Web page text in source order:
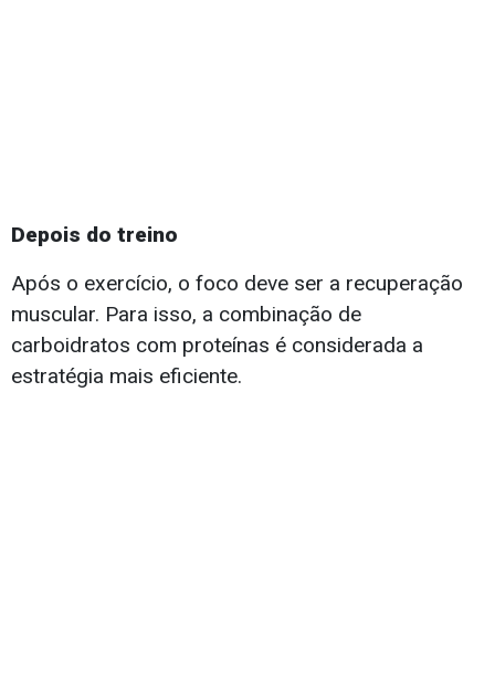
Depois do treino
Após o exercício, o foco deve ser a recuperação
muscular. Para isso, a combinação de
carboidratos com proteínas é considerada a
estratégia mais eficiente.